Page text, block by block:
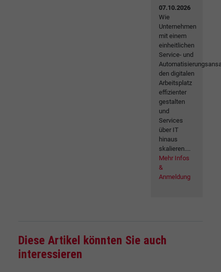
07.10.2026
Wie
Unternehmen
mit einem
einheitlichen
Service- und
den digitalen
Arbeitsplatz
effizienter
gestalten
und
Services
über IT
hinaus
skalieren....
Mehr Infos
&
Anmeldung
Diese Artikel könnten Sie auch
interessieren